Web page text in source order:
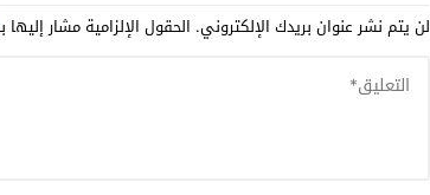
لن يتم نشر عنوان بريدك الإلكتروني. الحقول الإلزامية مشار إليها